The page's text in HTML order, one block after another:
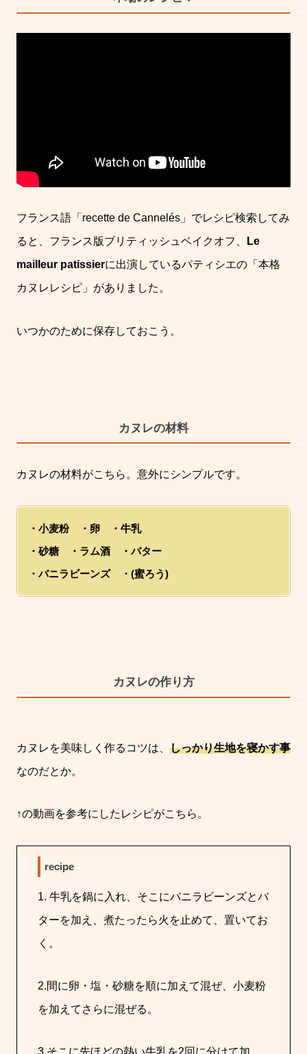
フランス語「recette de Cannelés」でレシピ検索してみ
ると、フランス版ブリティッシュベイクオフ、
Le
mailleur patissierに出演しているパティシエの「本格
カヌレレシピ」がありました。
いつかのために保存しておこう。
カヌレの材料
カヌレの材料がこちら。意外にシンプルです。
・小麦粉 ・卵 ・牛乳
・砂糖 ・ラム酒 ・バター
・バニラビーンズ ・(蜜ろう)
カヌレの作り方
カヌレを美味しく作るコツは、 しっかり生地を寝かす事
なのだとか。
↑の動画を参考にしたレシピがこちら。
recipe
1. 牛乳を鍋に入れ、そこにバニラビーンズとバ
ターを加え、煮たったら火を止めて、置いてお
く。
2.間に卵・塩・砂糖を順に加えて混ぜ、小麦粉
を加えてさらに混ぜる。